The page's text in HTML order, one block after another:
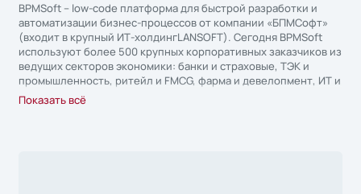
BPMSoft – low-code платформа для быстрой разработки и
автоматизации бизнес-процессов от компании «БПМСофт»
(входит в крупный ИТ-холдингLANSOFT). Сегодня BPMSoft
используют более 500 крупных корпоративных заказчиков из
ведущих секторов экономики: банки и страховые, ТЭК и
промышленность, ритейл и FMCG, фарма и девелопмент, ИТ и
госсектор.
Показать всё